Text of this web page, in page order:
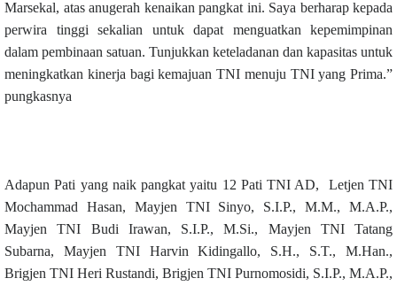
Marsekal, atas anugerah kenaikan pangkat ini. Saya berharap kepada
perwira tinggi sekalian untuk dapat menguatkan kepemimpinan
dalam pembinaan satuan. Tunjukkan keteladanan dan kapasitas untuk
meningkatkan kinerja bagi kemajuan TNI menuju TNI yang Prima.”
pungkasnya
Adapun Pati yang naik pangkat yaitu 12 Pati TNI AD, Letjen TNI
Mochammad Hasan, Mayjen TNI Sinyo, S.I.P., M.M., M.A.P.,
Mayjen TNI Budi Irawan, S.I.P., M.Si., Mayjen TNI Tatang
Subarna, Mayjen TNI Harvin Kidingallo, S.H., S.T., M.Han.,
Brigjen TNI Heri Rustandi, Brigjen TNI Purnomosidi, S.I.P., M.A.P.,